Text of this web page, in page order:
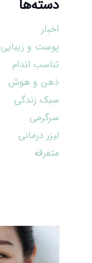
دسته‌ها
اخبار
پوست و زیبایی
تناسب اندام
ذهن و هوش
سبک زندگی
سرگرمی
لیزر درمانی
متفرقه